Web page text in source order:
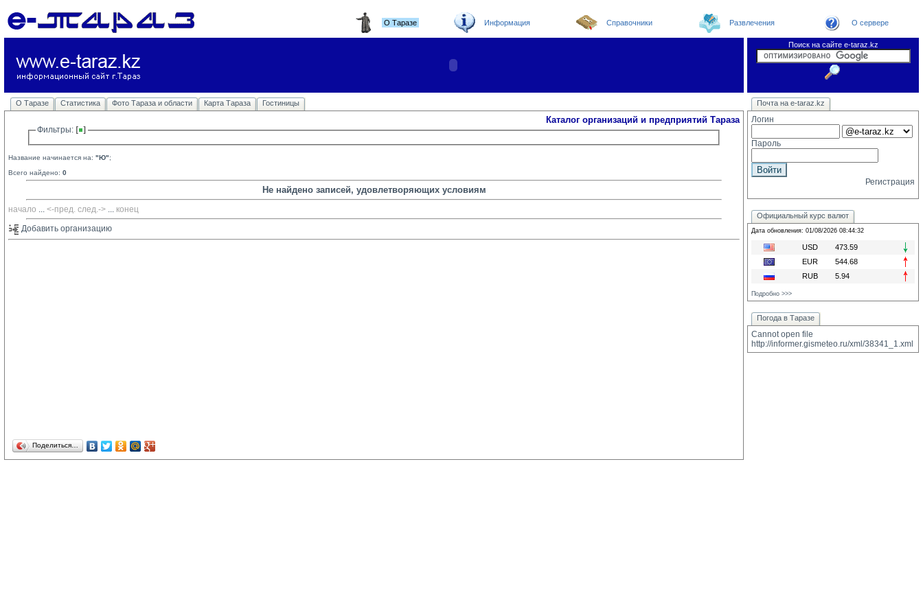
О Таразе Информация Справочники Развлечения О сервере
Поиск на сайте e-taraz.kz
О Таразе Статистика Фото Тараза и области Карта Тараза Гостиницы Новости Погода в Таразе
Телефоный справочник
Видеоконференция
Новости e-taraz Замечания и предложения
Каталог организаций и предприятий Тараза
Фильтры:
Название начинается на: "Ю";
Всего найдено: 0
Не найдено записей, удовлетворяющих условиям
начало ... <-пред. след.-> ... конец
Добавить организацию
Поделиться…
Почта на e-taraz.kz
Логин
Пароль
Регистрация
Официальный курс валют
Дата обновления: 01/08/2026 08:44:32
USD
473.59
EUR
544.68
RUB
5.94
Подробно >>>
Погода в Таразе
Cannot open file
http://informer.gismeteo.ru/xml/38341_1.xml